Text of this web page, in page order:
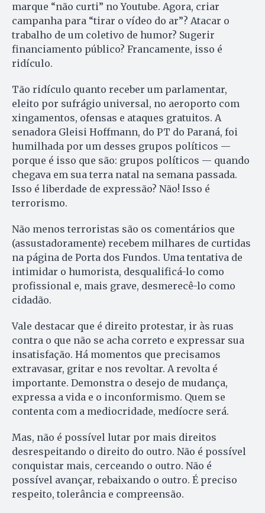
marque “não curti” no Youtube. Agora, criar
campanha para “tirar o vídeo do ar”? Atacar o
trabalho de um coletivo de humor? Sugerir
financiamento público? Francamente, isso é
ridículo.
Tão ridículo quanto receber um parlamentar,
eleito por sufrágio universal, no aeroporto com
xingamentos, ofensas e ataques gratuitos. A
senadora Gleisi Hoffmann, do PT do Paraná, foi
humilhada por um desses grupos políticos —
porque é isso que são: grupos políticos — quando
chegava em sua terra natal na semana passada.
Isso é liberdade de expressão? Não! Isso é
terrorismo.
Não menos terroristas são os comentários que
(assustadoramente) recebem milhares de curtidas
na página de Porta dos Fundos. Uma tentativa de
intimidar o humorista, desqualificá-lo como
profissional e, mais grave, desmerecê-lo como
cidadão.
Vale destacar que é direito protestar, ir às ruas
contra o que não se acha correto e expressar sua
insatisfação. Há momentos que precisamos
extravasar, gritar e nos revoltar. A revolta é
importante. Demonstra o desejo de mudança,
expressa a vida e o inconformismo. Quem se
contenta com a mediocridade, medíocre será.
Mas, não é possível lutar por mais direitos
desrespeitando o direito do outro. Não é possível
conquistar mais, cerceando o outro. Não é
possível avançar, rebaixando o outro. É preciso
respeito, tolerância e compreensão.